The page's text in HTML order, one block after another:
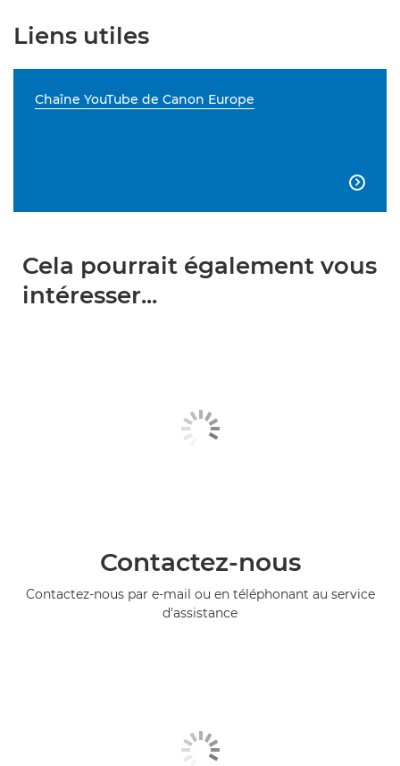
Liens utiles
Chaîne YouTube de Canon Europe

Cela pourrait également vous
intéresser...
Contactez-nous
Contactez-nous par e-mail ou en téléphonant au service
d'assistance